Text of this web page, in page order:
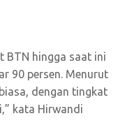
BTN hingga saat ini
90 persen. Menurut
dengan tingkat
kata Hirwandi